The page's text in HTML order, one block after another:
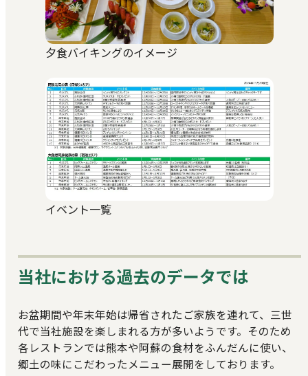
夕食バイキングのイメージ
イベント一覧
当社における過去のデータでは
お盆期間や年末年始は帰省されたご家族を連れて、三世
代で当社施設を楽しまれる方が多いようです。そのため
各レストランでは熊本や阿蘇の食材をふんだんに使い、
郷土の味にこだわったメニュー展開をしております。